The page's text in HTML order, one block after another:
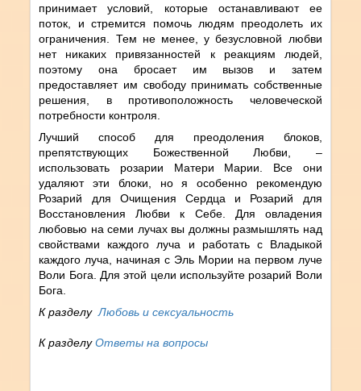
принимает условий, которые останавливают ее
поток, и стремится помочь людям преодолеть их
ограничения. Тем не менее, у безусловной любви
нет никаких привязанностей к реакциям людей,
поэтому она бросает им вызов и затем
предоставляет им свободу принимать собственные
решения, в противоположность человеческой
потребности контроля.
Лучший способ для преодоления блоков,
препятствующих Божественной Любви, –
использовать розарии Матери Марии. Все они
удаляют эти блоки, но я особенно рекомендую
Розарий для Очищения Сердца и Розарий для
Восстановления Любви к Себе. Для овладения
любовью на семи лучах вы должны размышлять над
свойствами каждого луча и работать с Владыкой
каждого луча, начиная с Эль Мории на первом луче
Воли Бога. Для этой цели используйте розарий Воли
Бога.
К разделуЛюбовь и сексуальность
К разделуОтветы на вопросы